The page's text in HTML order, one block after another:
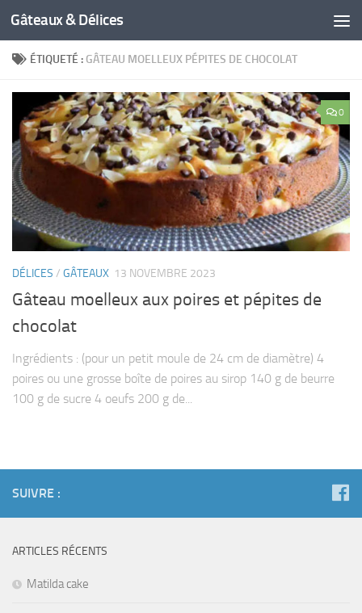
Gâteaux & Délices
ÉTIQUETÉ : GÂTEAU MOELLEUX PÉPITES DE CHOCOLAT
0
DÉLICES / GÂTEAUX 13 NOVEMBRE 2023
Gâteau moelleux aux poires et pépites de
chocolat
Ingrédients : (pour un petit moule de 24 cm de diamètre) 4
poires ou une grosse boîte de poires au sirop 140 g de beurre
100 g de sucre 4 oeufs 200 g de...
SUIVRE :
ARTICLES RÉCENTS
Matilda cake